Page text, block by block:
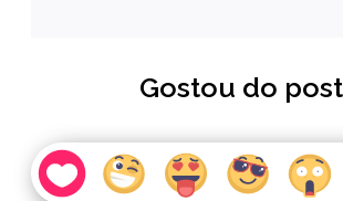
Gostou do